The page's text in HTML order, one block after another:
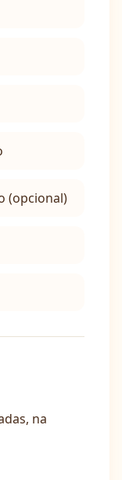
(opcional)
na